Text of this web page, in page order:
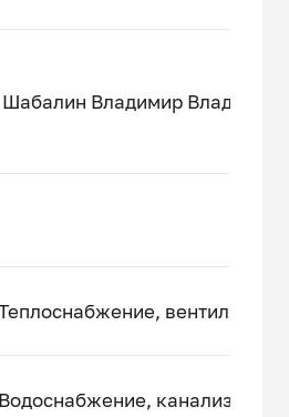
Шабалин Владимир
вентиляция,
Водоснабжение, канализация,